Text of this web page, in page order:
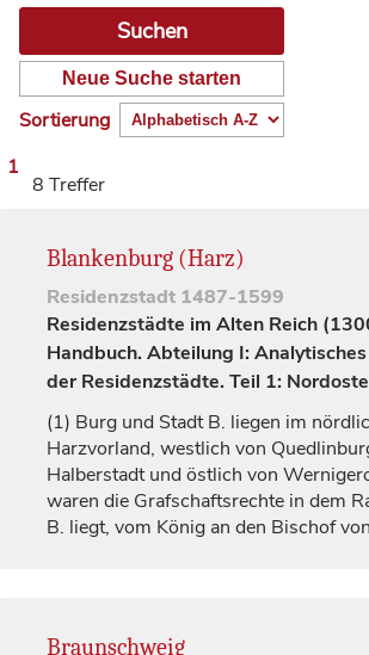
Neue Suche starten
Sortierung
1
8 Treffer
Blankenburg (Harz)
Residenzstadt 1487-1599
Residenzstädte im Alten Reich
Handbuch. Abteilung I:
der Residenzstädte. Teil 1:
(1) Burg und Stadt B. liegen im
Harzvorland, westlich von
Halberstadtund östlich von
waren die Grafschaftsrechte in dem
B. liegt, vom König an den Bischofvon
Braunschweig